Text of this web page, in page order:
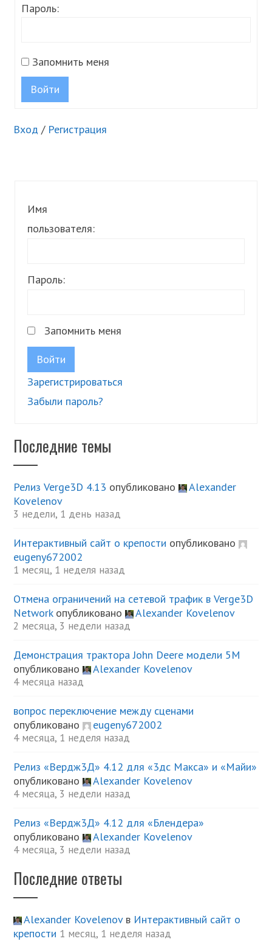
Пароль:
Запомнить меня
Войти
Вход / Регистрация
Имя
пользователя:
Пароль:
Запомнить меня
Войти
Зарегистрироваться
Забыли пароль?
Последние темы
Релиз Verge3D 4.13 опубликовано
Alexander
Kovelenov
3 недели, 1 день назад
Интерактивный сайт о крепости опубликовано
eugeny672002
1 месяц, 1 неделя назад
Отмена ограничений на сетевой трафик в Verge3D
Networkопубликовано Alexander Kovelenov
2 месяца, 3 недели назад
Демонстрация трактора John Deere модели 5М
опубликовано
Alexander Kovelenov
4 месяца назад
вопрос переключение между сценами
опубликовано
eugeny672002
4 месяца, 1 неделя назад
Релиз «Вердж3Д» 4.12 для «3дс Макса» и «Майи»
опубликовано
Alexander Kovelenov
4 месяца, 3 недели назад
Релиз «Вердж3Д» 4.12 для «Блендера»
опубликовано
Alexander Kovelenov
4 месяца, 3 недели назад
Последние ответы
Alexander Kovelenovв Интерактивный сайт о
крепости 1 месяц, 1 неделя назад